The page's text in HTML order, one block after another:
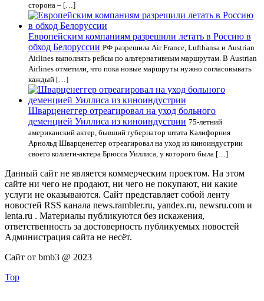
сторона – […]
Европейским компаниям разрешили летать в Россию в
обход Белоруссии РФ разрешила Air France, Lufthansa и Austrian
Airlines выполнять рейсы по альтернативным маршрутам. В Austrian
Airlines отметили, что пока новые маршруты нужно согласовывать
каждый […]
Шварценеггер отреагировал на уход больного
деменцией Уиллиса из киноиндустрии 75-летний
американский актер, бывший губернатор штата Калифорния
Арнольд Шварценеггер отреагировал на уход из киноиндустрии
своего коллеги-актера Брюсса Уиллиса, у которого была […]
Данный сайт не является коммерческим проектом. На этом
сайте ни чего не продают, ни чего не покупают, ни какие
услуги не оказываются. Сайт представляет собой ленту
новостей RSS канала news.rambler.ru, yandex.ru, newsru.com и
lenta.ru . Материалы публикуются без искажения,
ответственность за достоверность публикуемых новостей
Администрация сайта не несёт.
Сайт от bmb3 @ 2023
Top